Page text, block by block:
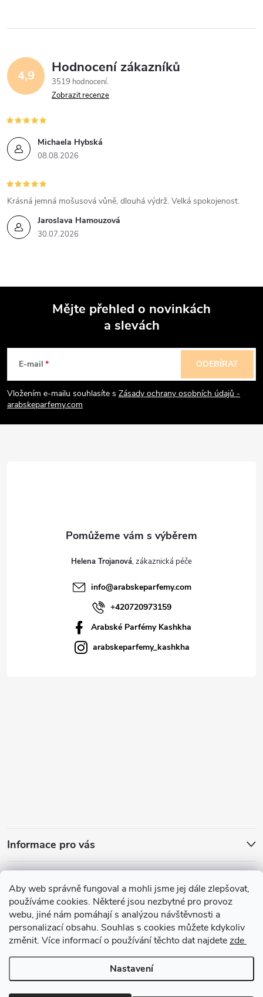
Aby web správně fungoval a mohli jsme jej dále zlepšovat,
používáme cookies. Některé jsou nezbytné pro provoz
webu, jiné nám pomáhají s analýzou návštěvnosti a
personalizací obsahu. Souhlas s cookies můžete kdykoliv
změnit. Více informací o používání těchto dat najdetezde
Nastavení
4,9 Hodnocení zákazníků
3519 hodnocení
Zobrazit recenze
Michaela Hybská
08.08.2026
Jaroslava Hamouzová
30.07.2026
Krásná jemná mošusová vůně, dlouhá výdrž. Velká spokojenost.
p
a
Mějte přehled o novinkách
a slevách
E-mail
Vložením e-mailu souhlasíte s Zásady ochrany osobních údajů -
arabskeparfemy.com
ODEBÍRAT
Helena Trojanová
info@arabskeparfemy.com
+420720973159
Arabské Parfémy Kashkha
arabskeparfemy_kashkha
Informace pro vás
Zajímavosti ze světa vůní
Copyright 2026arabskeparfemy.com. Všechna práva vyhrazena.Upravit